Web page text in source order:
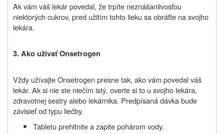
Ak vám váš lekár povedal, že trpíte neznášanlivosťou
niektorých cukrov, pred užitím tohto lieku sa obráťte na svojho
lekára.
3. Ako užívať Onsetrogen
Vždy užívajte Onsetrogen presne tak, ako vám povedal váš
lekár. Ak si nie ste niečím istý, overte si to u svojho lekára,
zdravotnej sestry alebo lekárnika. Predpísaná dávka bude
závisieť od typu liečby.
Tabletu prehltnite a zapite pohárom vody.